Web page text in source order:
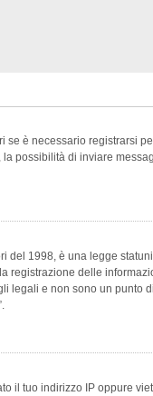
è necessario registrarsi
possibilità di inviare
del 1998, è una legge
registrazione delle
legali e non sono un
il tuo indirizzo IP oppure